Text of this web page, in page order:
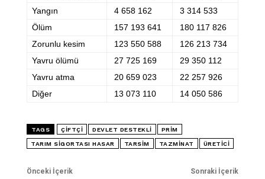
Yangın
4 658 162
3 314 533
Ölüm
157 193 641
180 117 826
Zorunlu kesim
123 550 588
126 213 734
Yavru ölümü
27 725 169
29 350 112
Yavru atma
20 659 023
22 257 926
Diğer
13 073 110 14 050 586
TAGS ÇIFTÇI DEVLET DESTEKLI PRIM
TARIM SIGORTASI HASAR TARSİM TAZMINAT ÜRETICI
Önceki İçerik Sonraki İçerik